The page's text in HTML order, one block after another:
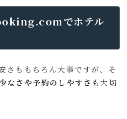
でホテル
さももちろん大事ですが、そ
なさや予約のしやすさ も大切